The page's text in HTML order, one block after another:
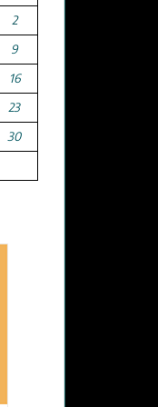
2
9
16
23
30